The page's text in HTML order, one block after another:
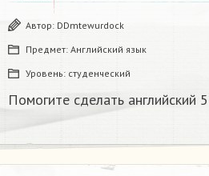
Автор: DDmtewurdock
Предмет: Английский язык
Уровень: студенческий
Помогите сделать английский